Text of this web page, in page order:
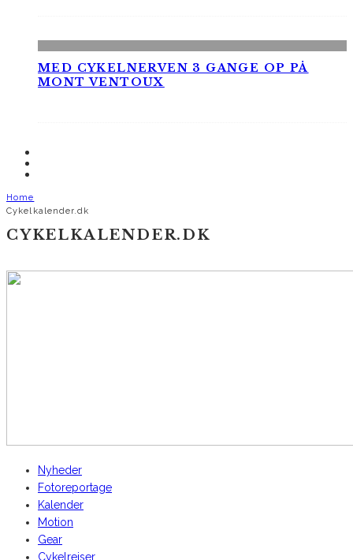
MED CYKELNERVEN 3 GANGE OP PÅ
MONT VENTOUX
Home
Cykelkalender.dk
CYKELKALENDER.DK
Nyheder
Fotoreportage
Kalender
Motion
Gear
Cykelrejser